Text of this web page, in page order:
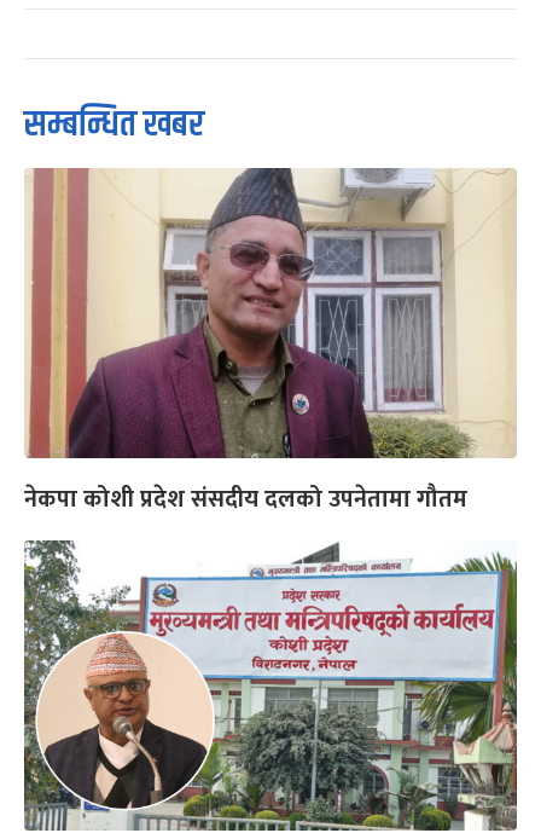
सम्बन्धित खबर
नेकपा कोशी प्रदेश संसदीय दलको उपनेतामा गौतम